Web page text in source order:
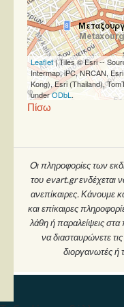
Στήλες
Polls
Small Talk
Blog
Leaflet| Tiles © Esri --
Intermap, iPC, NRCAN,
Kong), Esri (Thailand),
underODbL .
Πίσω
Oι πληροφορίες των
του evart.gr ενδέχεται
ανεπίκαιρες. Κάνουμε
και επίκαιρες
λάθη ή παραλείψεις
να διασταυρώνετε
διοργανωτές